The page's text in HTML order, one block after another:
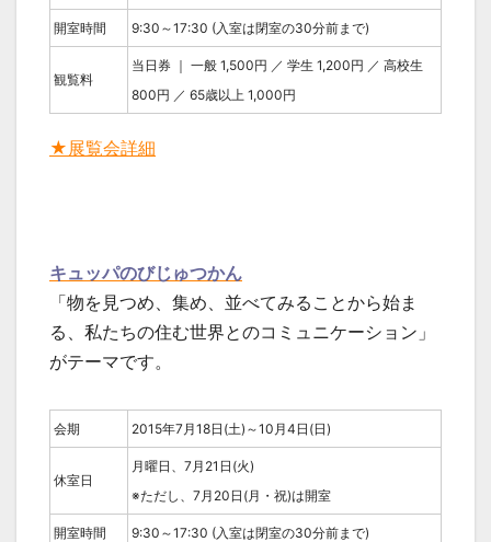
開室時間 9:30～17:30 (入室は閉室の30分前まで)
観覧料
当日券 ｜ 一般 1,500円 ／ 学生 1,200円 ／ 高校生
800円 ／ 65歳以上 1,000円
★展覧会詳細
キュッパのびじゅつかん
「物を見つめ、集め、並べてみることから始ま
る、私たちの住む世界とのコミュニケーション」
がテーマです。
会期 2015年7月18日(土)～10月4日(日)
休室日
月曜日、7月21日(火)
※ただし、7月20日(月・祝)は開室
開室時間 9:30～17:30 (入室は閉室の30分前まで)